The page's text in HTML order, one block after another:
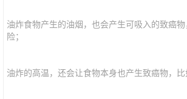
油炸食物产生的油烟，也会产生可吸入的致癌
险；
油炸的高温，还会让食物本身也产生致癌物，比